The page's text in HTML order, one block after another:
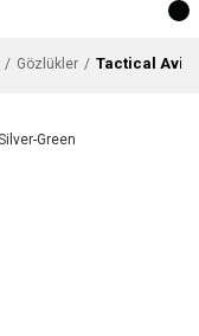
Gözlükler Tactical